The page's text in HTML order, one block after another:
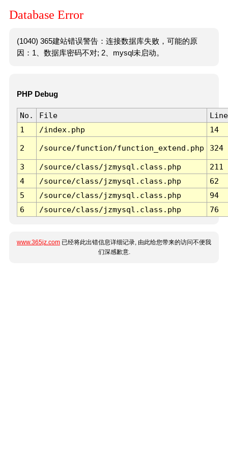
Database Error
(1040) 365建站错误警告：连接数据库失败，可能的原
因：1、数据库密码不对; 2、mysql未启动。
PHP Debug
No. File
Line
1
/index.php 14
2 /source/function/function_extend.php 324
3 /source/class/jzmysql.class.php
211
4
/source/class/jzmysql.class.php
62
5
/source/class/jzmysql.class.php
94
6
/source/class/jzmysql.class.php 76
www.365jz.com 已经将此出错信息详细记录, 由此给您带来的访问不便我
们深感歉意.